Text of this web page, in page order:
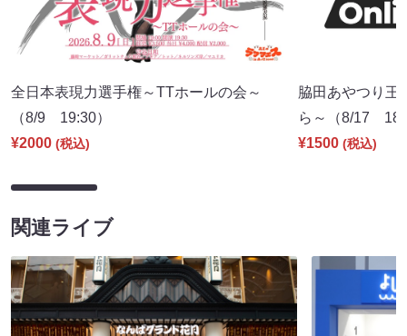
全日本表現力選手権～TTホールの会～
（8/9 19:30）
¥2000 (税込)
脇田あやつり王
ら～（8/17
¥1500 (税込)
関連ライブ